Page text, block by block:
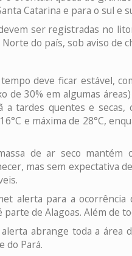
Catarina e para o sul e
ser registradas no
do país, sob aviso de
deve ficar estável,
de 30% em algumas
a tardes quentes e secas,
e máxima de 28°C,
de ar seco
mas sem expectativa
alerta para a
de Alagoas. Além de
abrange toda a área
do Pará.